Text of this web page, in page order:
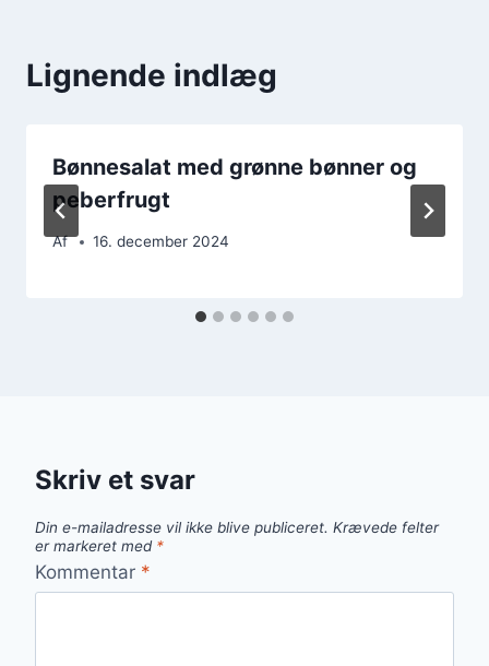
Lignende indlæg
Bønnesalat med grønne bønner og
peberfrugt
Af 16. december 2024
Skriv et svar
Din e-mailadresse vil ikke blive publiceret. Krævede felter
er markeret med *
Kommentar *